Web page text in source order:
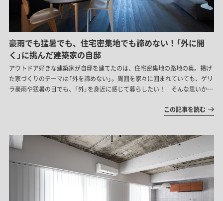
豪雨でも猛暑でも、住宅密集地でも諦めない！「外に開
く」に挑んだ建築家の自邸
アウトドア好きな建築家が自邸を建てたのは、住宅密集地の路地の奥。掲げ
た家づくりのテーマは「外を諦めない」。周囲を家々に囲まれていても、ゲリ
ラ豪雨や猛暑の日でも、「外」を身近に感じて暮らしたい！ そんな思いから
この記事を読む